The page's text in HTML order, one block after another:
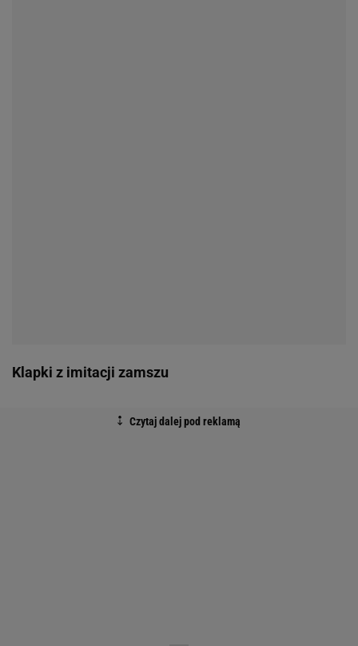
Klapki z imitacji zamszu